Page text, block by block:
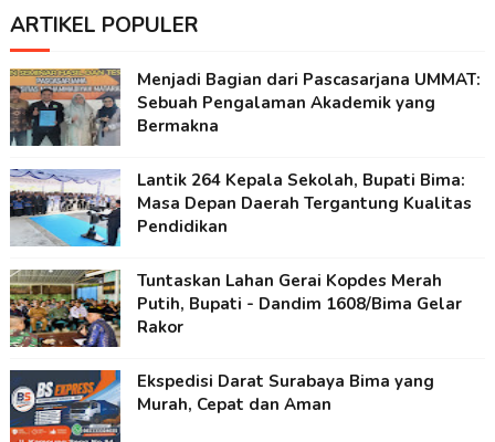
ARTIKEL POPULER
Menjadi Bagian dari Pascasarjana UMMAT:
Sebuah Pengalaman Akademik yang
Bermakna
Lantik 264 Kepala Sekolah, Bupati Bima:
Masa Depan Daerah Tergantung Kualitas
Pendidikan
Tuntaskan Lahan Gerai Kopdes Merah
Putih, Bupati - Dandim 1608/Bima Gelar
Rakor
Ekspedisi Darat Surabaya Bima yang
Murah, Cepat dan Aman